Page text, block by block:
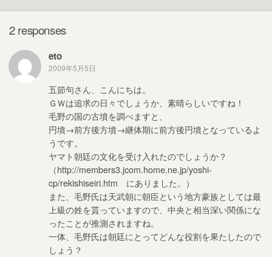
o
k
2 responses
eto
2009年5月5日
五節句さん、こんにちは。
ＧＷは追求の日々でしょうか、素晴らしいですね！
毛野の国の古墳を調べますと、
円墳→前方後方墳→継体期に前方後円墳となっているよ
うです。
ヤマト朝廷の文化を受け入れたのでしょうか？
（http://members3.jcom.home.ne.jp/yoshi-
cp/rekishiseiri.htm にありました。）
また、毛野氏は天武朝に朝臣という地方豪族としては最
上級の姓を貰っていますので、中央と相当深い関係にな
ったことが推測されますね。
一体、毛野氏は朝廷にとってどんな役割を果たしたので
しょう？